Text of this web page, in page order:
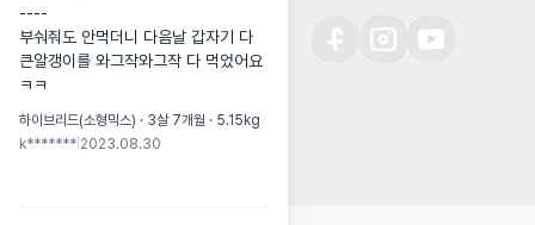
----
부숴줘도 안먹더니 다음날 갑자기 다
큰알갱이를 와그작와그작 다 먹었어요
ㅋㅋ
하이브리드(소형믹스) · 3살 7개월 · 5.15kg
k******* 2023.08.30